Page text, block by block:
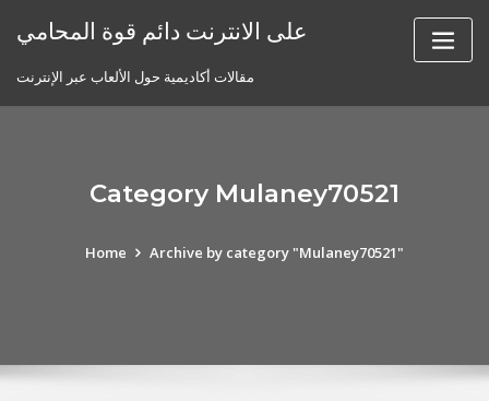
على الانترنت دائم قوة المحامي
مقالات أكاديمية حول الألعاب عبر الإنترنت
Category Mulaney70521
Home Archive by category "Mulaney70521"